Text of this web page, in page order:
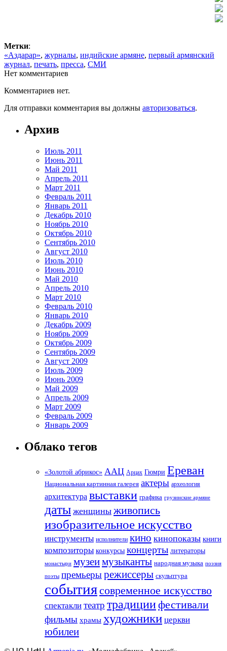
Метки:
«Аздарар», журналы, индийские армяне, первый армянский
журнал, печать, пресса, СМИ
Нет комментариев
Комментариев нет.
Для отправки комментария вы должны авторизоваться.
Архив
Июль 2011
Июнь 2011
Май 2011
Апрель 2011
Март 2011
Февраль 2011
Январь 2011
Декабрь 2010
Ноябрь 2010
Октябрь 2010
Сентябрь 2010
Август 2010
Июль 2010
Июнь 2010
Май 2010
Апрель 2010
Март 2010
Февраль 2010
Январь 2010
Декабрь 2009
Ноябрь 2009
Октябрь 2009
Сентябрь 2009
Август 2009
Июль 2009
Июнь 2009
Май 2009
Апрель 2009
Март 2009
Февраль 2009
Январь 2009
Облако тегов
«Золотой абрикос» ААЦ Арцах Гюмри Ереван
Национальная картинная галерея актеры археология
архитектура выставки графика грузинские армяне
даты женщины живопись
изобразительное искусство
инструменты исполнители кино кинопоказы книги
композиторы конкурсы концерты литераторы
монастыри музеимузыканты народная музыка поэзия
поэты премьерырежиссеры скульптура
событиясовременное искусство
спектакли театр традициифестивали
фильмы храмы художники церкви
юбилеи